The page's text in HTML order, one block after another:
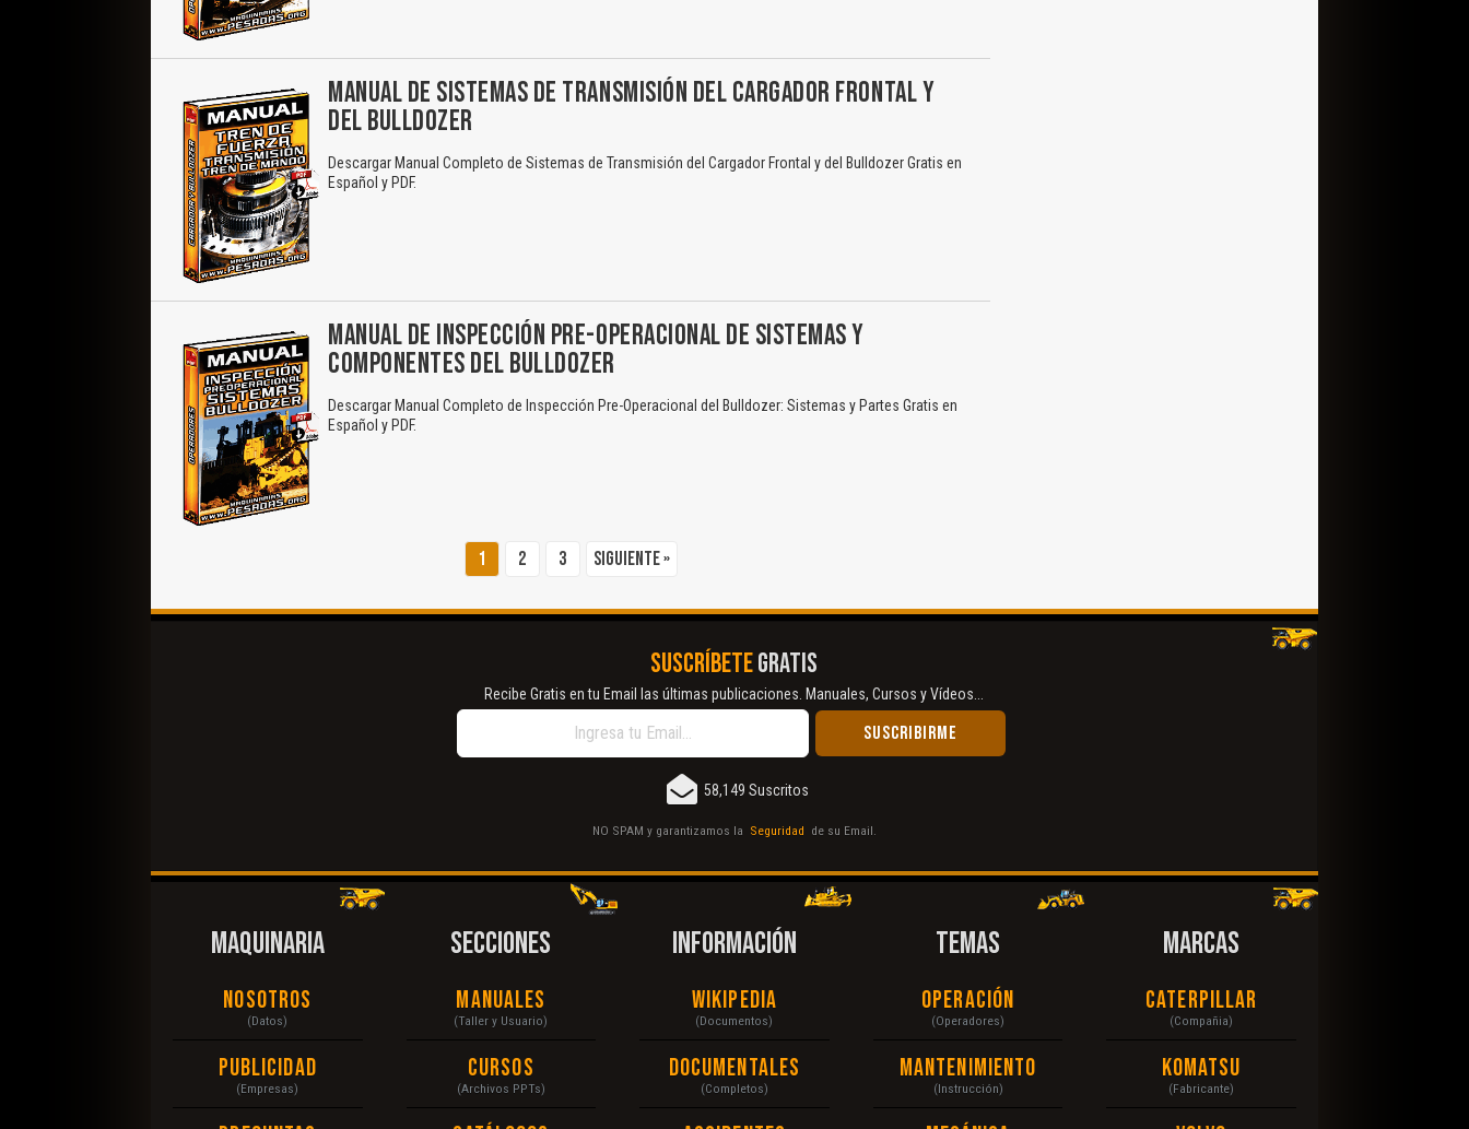
MANUAL DE SISTEMAS DE TRANSMISIÓN DEL CARGADOR FRONTAL Y
DEL BULLDOZER
Descargar Manual Completo de Sistemas de Transmisión del Cargador Frontal y del Bulldozer Gratis en
Español y PDF.
MANUAL DE INSPECCIÓN PRE-OPERACIONAL DE SISTEMAS Y
COMPONENTES DEL BULLDOZER
Descargar Manual Completo de Inspección Pre-Operacional del Bulldozer: Sistemas y Partes Gratis en
Español y PDF.
1 2 3 Siguiente »
SUSCRÍBETEGRATIS
Recibe Gratis en tu Email las últimas publicaciones. Manuales, Cursos y Vídeos...
58,149 Suscritos
NO SPAM y garantizamos la Seguridad de su Email.
MAQUINARIA
Nosotros
(Datos)
Publicidad
(Empresas)
SECCIONES
Manuales
(Taller y Usuario)
Cursos
(Archivos PPTs)
INFORMACIÓN
Wikipedia
(Documentos)
Documentales
(Completos)
TEMAS
Operación
(Operadores)
Mantenimiento
(Instrucción)
MARCAS
Caterpillar
(Compañia)
Komatsu
(Fabricante)